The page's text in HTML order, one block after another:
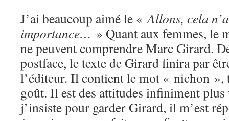
J’ai beaucoup aimé le «Allons, cela
importance… » Quant aux femmes, le
ne peuvent comprendre Marc Girard.
postface, le texte de Girard finira par
l’éditeur. Il contient le mot « nichon »,
goût. Il est des attitudes infiniment
j’insiste pour garder Girard, il m’est